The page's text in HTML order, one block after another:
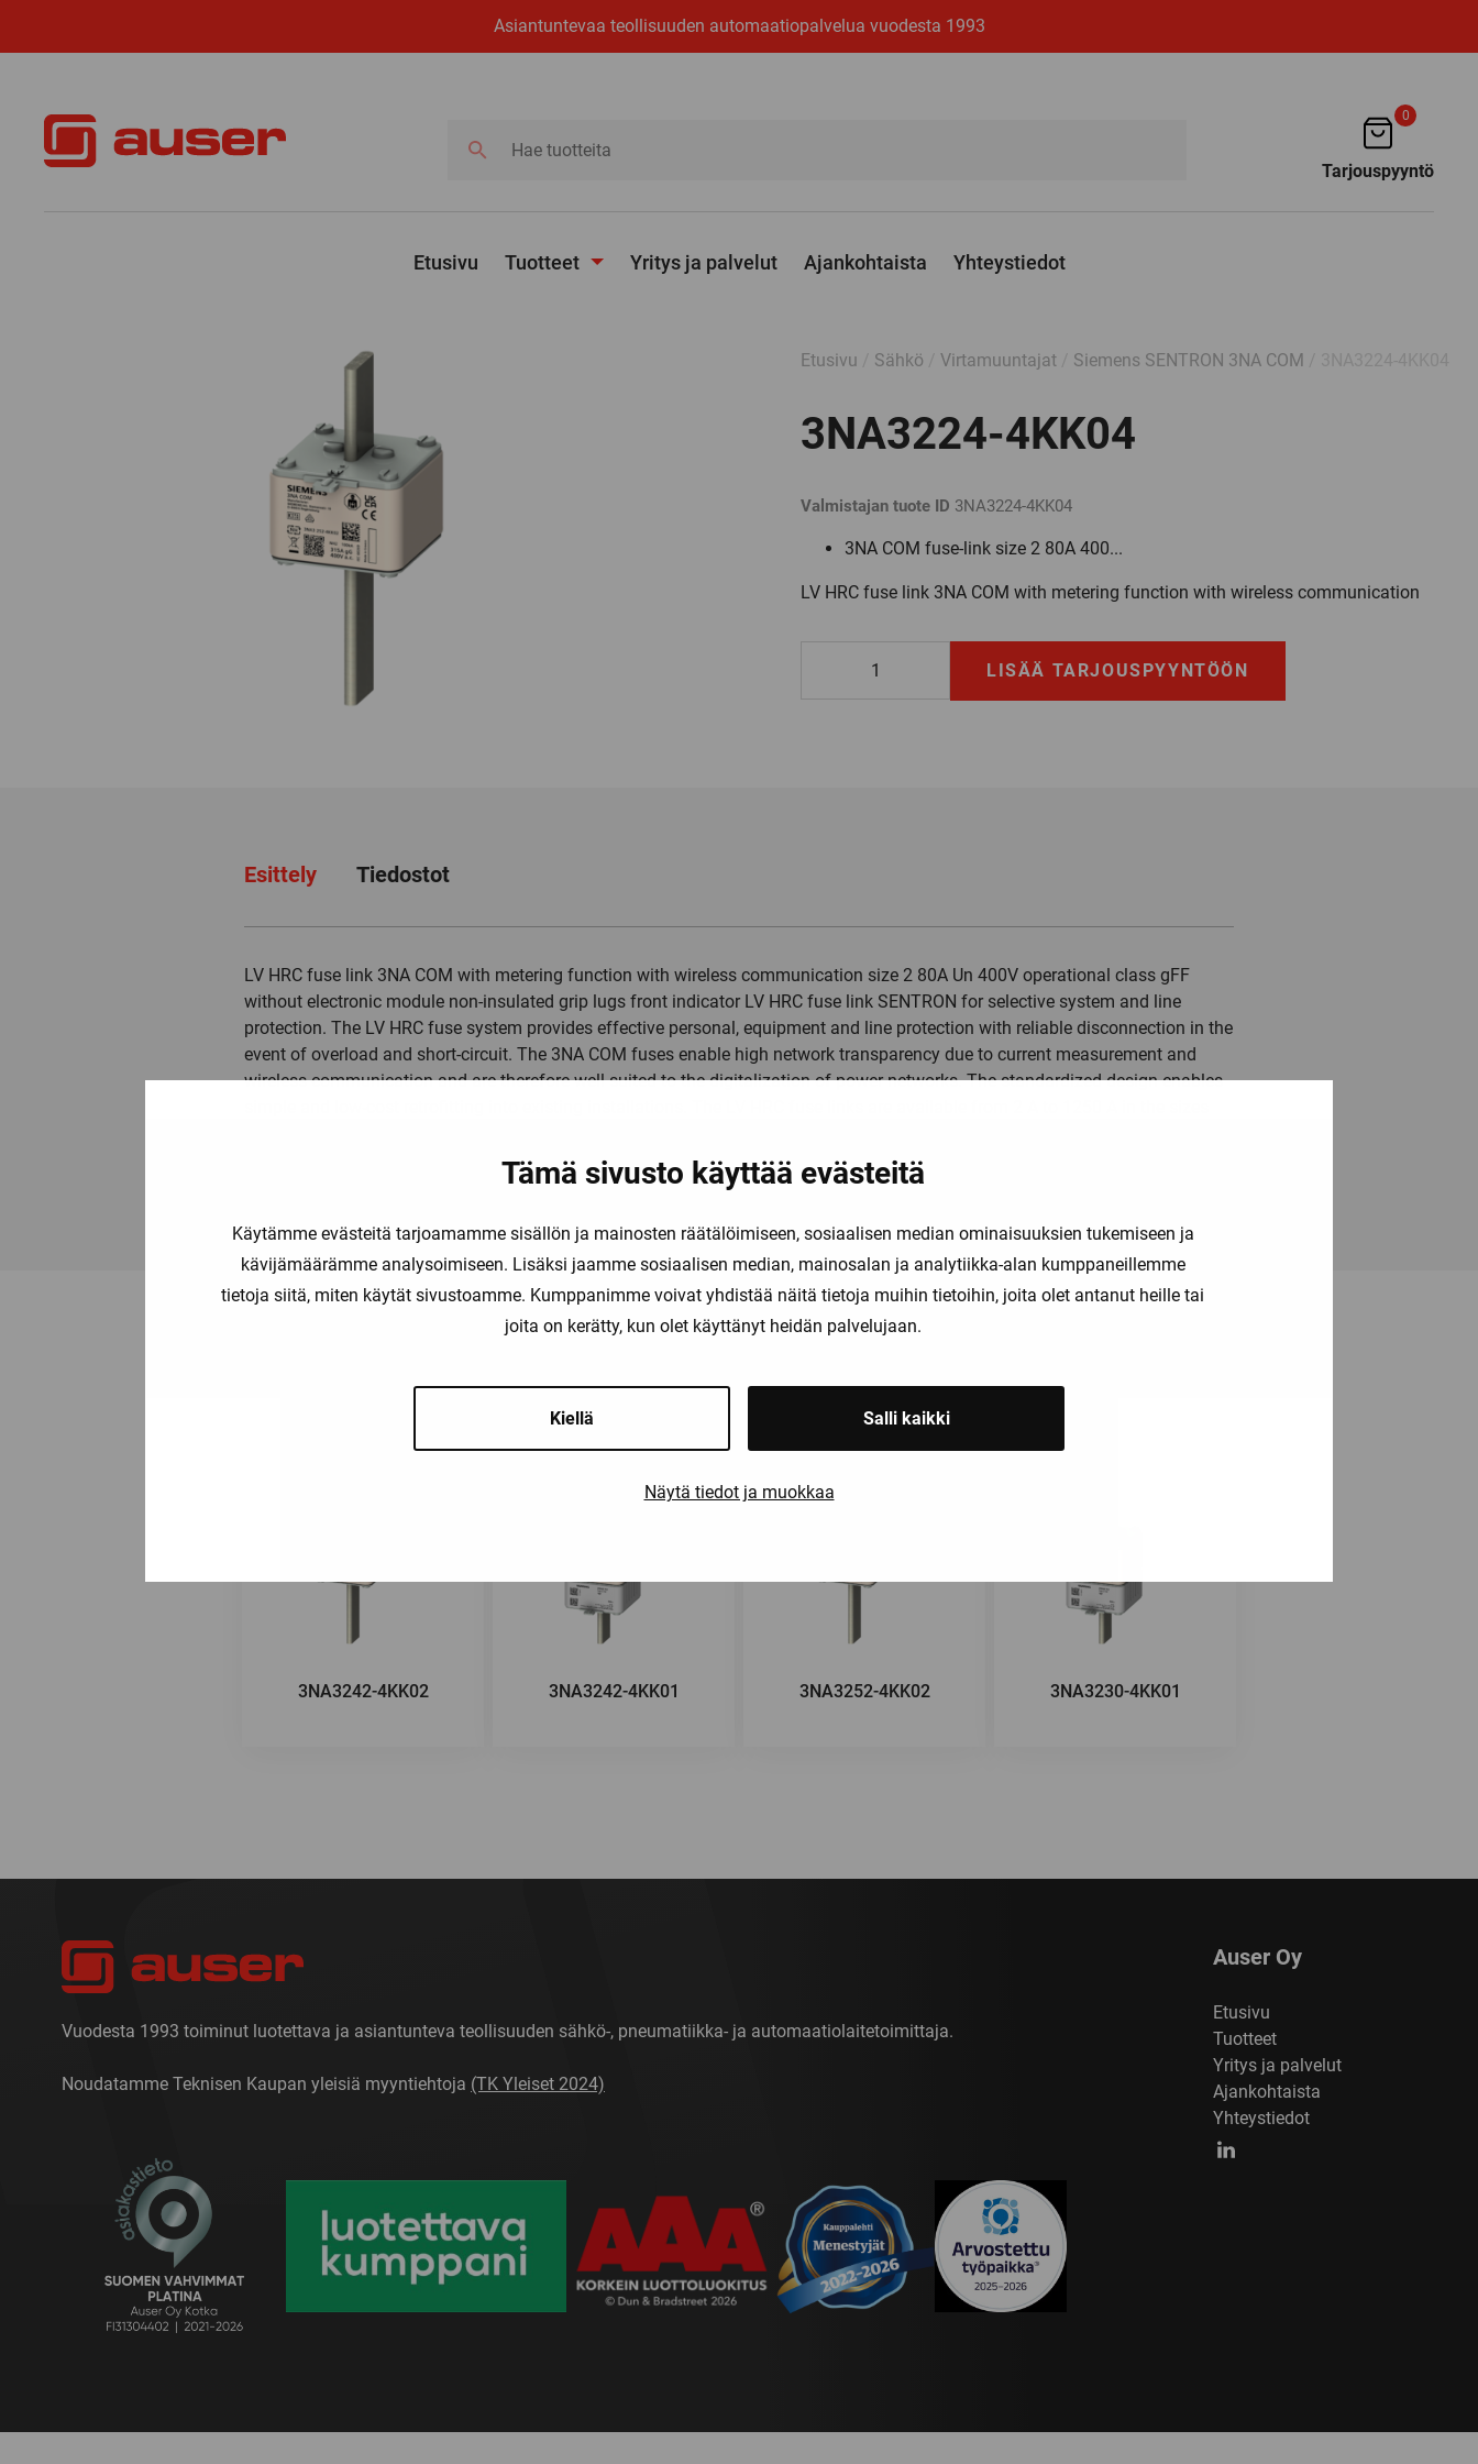
Tämä sivusto käyttää evästeitä
Käytämme evästeitä tarjoamamme sisällön ja mainosten räätälöimiseen, sosiaalisen median ominaisuuksien tukemiseen ja
kävijämäärämme analysoimiseen. Lisäksi jaamme sosiaalisen median, mainosalan ja analytiikka-alan kumppaneillemme
tietoja siitä, miten käytät sivustoamme. Kumppanimme voivat yhdistää näitä tietoja muihin tietoihin, joita olet antanut heille tai
joita on kerätty, kun olet käyttänyt heidän palvelujaan.
Kiellä Salli kaikki
Näytä tiedot ja muokkaa
Asiantuntevaa teollisuuden automaatiopalvelua vuodesta 1993
tuotteita
0
Tarjouspyyntö
Etusivu Tuotteet Yritys ja palvelut Ajankohtaista Yhteystiedot
Etusivu Sähkö Virtamuuntajat Siemens SENTRON 3NA COM
3NA3224-4KK04
Valmistajan tuote ID 3NA3224-4KK04
3NA COM fuse-link size 2 80A 400...
LV HRC fuse link 3NA COM with metering function with wireless communication
LISÄÄ TARJOUSPYYNTÖÖN
Esittely Tiedostot
LV HRC fuse link 3NA COM with metering function with wireless communication size 2 80A Un 400V operational class gFF
without electronic module non-insulated grip lugs front indicator LV HRC fuse link SENTRON for selective system and line
protection. The LV HRC fuse system provides effective personal, equipment and line protection with reliable disconnection in the
event of overload and short-circuit. The 3NA COM fuses enable high network transparency due to current measurement and
wireless communication and are therefore well suited to the digitalization of power networks. The standardized design enables
circuit protection devices – The safe choice. Now made smarter.
3NA3242-4KK02 3NA3242-4KK01 3NA3252-4KK02 3NA3230-4KK01
Vuodesta 1993 toiminut luotettava ja asiantunteva teollisuuden sähkö-, pneumatiikka- ja automaatiolaitetoimittaja.
Noudatamme Teknisen Kaupan yleisiä myyntiehtoja (TK Yleiset 2024)
Auser Oy
Etusivu
Tuotteet
Yritys ja palvelut
Ajankohtaista
Yhteystiedot